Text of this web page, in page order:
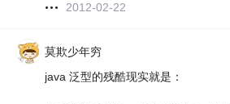
2012-02-22
莫欺少年穷
java 泛型的残酷现实就是：